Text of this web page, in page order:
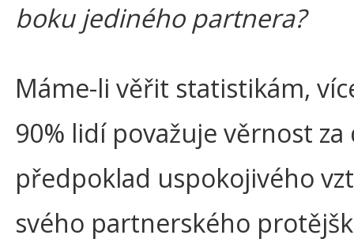
boku jediného partnera?
Máme-li věřit statistikám,
90% lidí považuje věrnost
předpoklad uspokojivého
svého partnerského